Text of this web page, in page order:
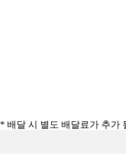
* 배달 시 별도 배달료가 추가